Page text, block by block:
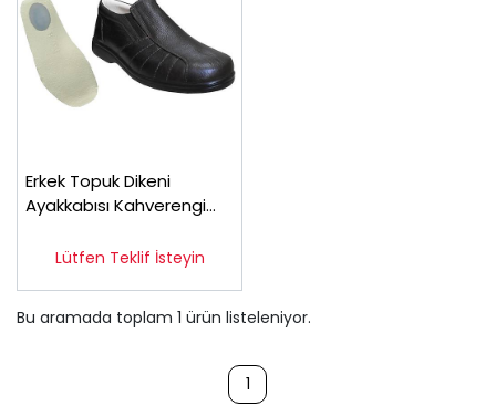
Erkek Topuk Dikeni
Ayakkabısı Kahverengi
Lütfen Teklif İsteyin
Bu aramada toplam 1 ürün listeleniyor.
1